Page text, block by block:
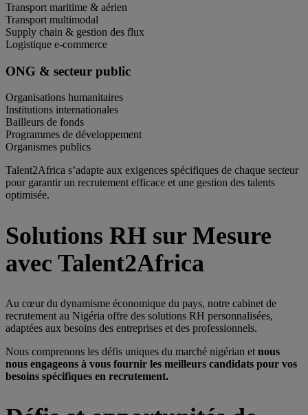
Transport maritime & aérien
Transport multimodal
Supply chain & gestion des flux
Logistique e-commerce
ONG & secteur public
Organisations humanitaires
Institutions internationales
Bailleurs de fonds
Programmes de développement
Organismes publics
Talent2Africa s’adapte aux exigences spécifiques de chaque secteur
pour garantir un recrutement efficace et une gestion des talents
optimisée.
Solutions RH sur Mesure
avec Talent2Africa
Au cœur du dynamisme économique du pays, notre cabinet de
recrutement au Nigéria offre des solutions RH personnalisées,
adaptées aux besoins des entreprises et des professionnels.
Nous comprenons les défis uniques du marché nigérian et nous
nous engageons à vous fournir les meilleurs candidats pour vos
besoins spécifiques en recrutement.